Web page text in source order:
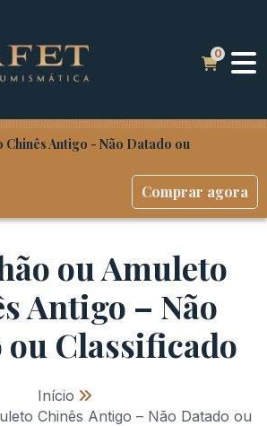
Chinês Antigo - Não Datado ou
Comprar agora
ou Amuleto
Antigo – Não
ou Classificado
Início »
Chinês Antigo – Não Datado ou